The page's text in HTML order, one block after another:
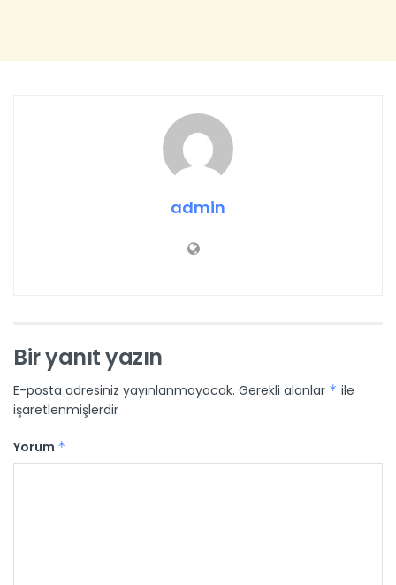
admin
Bir yanıt yazın
E-posta adresiniz yayınlanmayacak. Gerekli alanlar * ile
işaretlenmişlerdir
Yorum *